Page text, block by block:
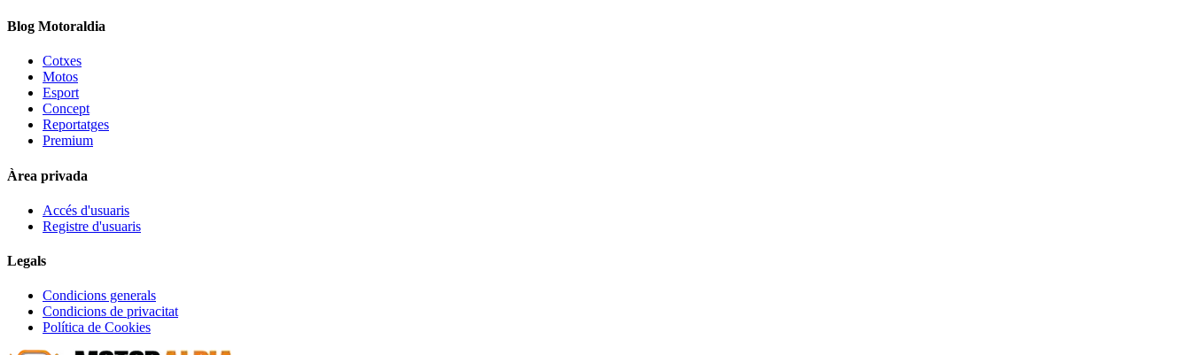
Blog Motoraldia
Cotxes
Motos
Esport
Concept
Reportatges
Premium
Àrea privada
Accés d'usuaris
Registre d'usuaris
Legals
Condicions generals
Condicions de privacitat
Política de Cookies